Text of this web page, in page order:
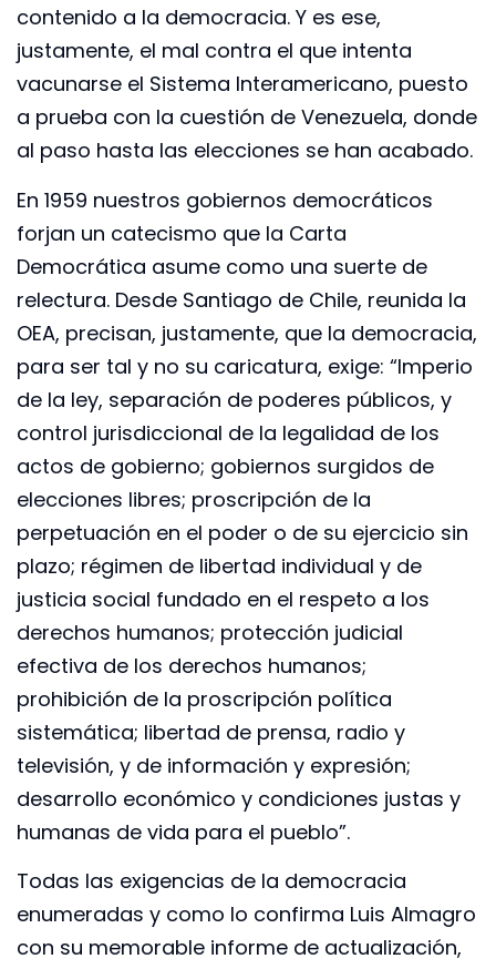
contenido a la democracia. Y es ese,
justamente, el mal contra el que intenta
vacunarse el Sistema Interamericano, puesto
a prueba con la cuestión de Venezuela, donde
al paso hasta las elecciones se han acabado.
En 1959 nuestros gobiernos democráticos
forjan un catecismo que la Carta
Democrática asume como una suerte de
relectura. Desde Santiago de Chile, reunida la
OEA, precisan, justamente, que la democracia,
para ser tal y no su caricatura, exige: “Imperio
de la ley, separación de poderes públicos, y
control jurisdiccional de la legalidad de los
actos de gobierno; gobiernos surgidos de
elecciones libres; proscripción de la
perpetuación en el poder o de su ejercicio sin
plazo; régimen de libertad individual y de
justicia social fundado en el respeto a los
derechos humanos; protección judicial
efectiva de los derechos humanos;
prohibición de la proscripción política
sistemática; libertad de prensa, radio y
televisión, y de información y expresión;
desarrollo económico y condiciones justas y
humanas de vida para el pueblo”.
Todas las exigencias de la democracia
enumeradas y como lo confirma Luis Almagro
con su memorable informe de actualización,